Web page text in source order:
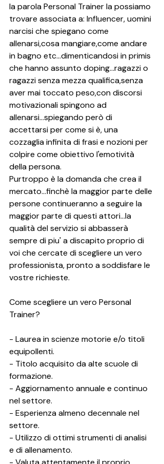
la parola Personal Trainer la possiamo
trovare associata a: Influencer, uomini
narcisi che spiegano come
allenarsi,cosa mangiare,come andare
in bagno etc...dimenticandosi in primis
che hanno assunto doping...ragazzi o
ragazzi senza mezza qualifica,senza
aver mai toccato peso,con discorsi
motivazionali spingono ad
allenarsi...spiegando però di
accettarsi per come si è, una
cozzaglia infinita di frasi e nozioni per
colpire come obiettivo l'emotività
della persona.
Purtroppo è la domanda che crea il
mercato...finchè la maggior parte delle
persone continueranno a seguire la
maggior parte di questi attori...la
qualità del servizio si abbasserà
sempre di piu' a discapito proprio di
voi che cercate di scegliere un vero
professionista, pronto a soddisfare le
vostre richieste.
Come scegliere un vero Personal
Trainer?
- Laurea in scienze motorie e/o titoli
equipollenti.
- Titolo acquisito da alte scuole di
formazione.
- Aggiornamento annuale e continuo
nel settore.
- Esperienza almeno decennale nel
settore.
- Utilizzo di ottimi strumenti di analisi
e di allenamento.